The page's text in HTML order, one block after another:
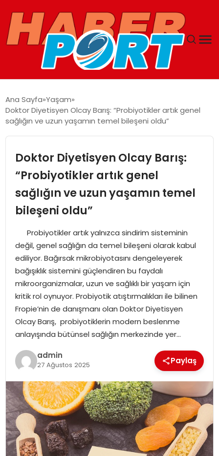
GUNCEL
SPOR
MAGAZIN
SPOR
EĞITIM
OTOMOBIL
TEKNOLOJI
Ana Sayfa Yaşam
Doktor Diyetisyen Olcay Barış: “Probiyotikler artık genel
sağlığın ve uzun yaşamın temel bileşeni oldu”
Doktor Diyetisyen Olcay Barış:
“Probiyotikler artık genel
sağlığın ve uzun yaşamın temel
bileşeni oldu”
Probiyotikler artık yalnızca sindirim sisteminin
değil, genel sağlığın da temel bileşeni olarak kabul
ediliyor. Bağırsak mikrobiyotasını dengeleyerek
bağışıklık sistemini güçlendiren bu faydalı
mikroorganizmalar, uzun ve sağlıklı bir yaşam için
kritik rol oynuyor. Probiyotik atıştırmalıkları ile bilinen
Fropie’nin de danışmanı olan Doktor Diyetisyen
Olcay Barış, probiyotiklerin modern beslenme
anlayışında bütünsel sağlığın merkezinde yer…
admin
27 Ağustos 2025 Paylaş